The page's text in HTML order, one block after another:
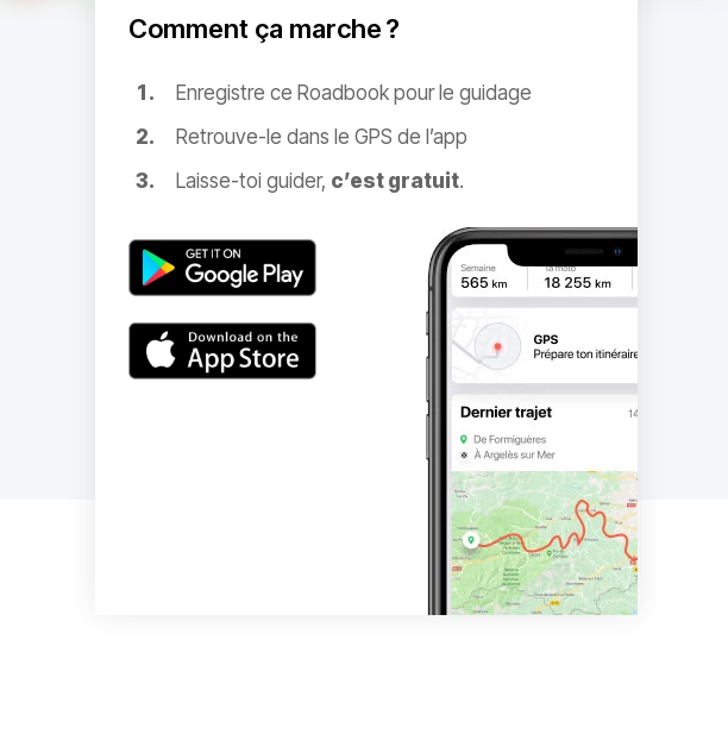
Comment ça marche ?
Enregistre ce Roadbook pour le guidage
Retrouve-le dans le GPS de l’app
Laisse-toi guider, c’est gratuit.